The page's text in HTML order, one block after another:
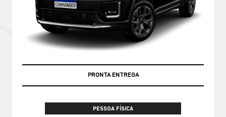
PRONTA ENTREGA
PESSOA FÍSICA